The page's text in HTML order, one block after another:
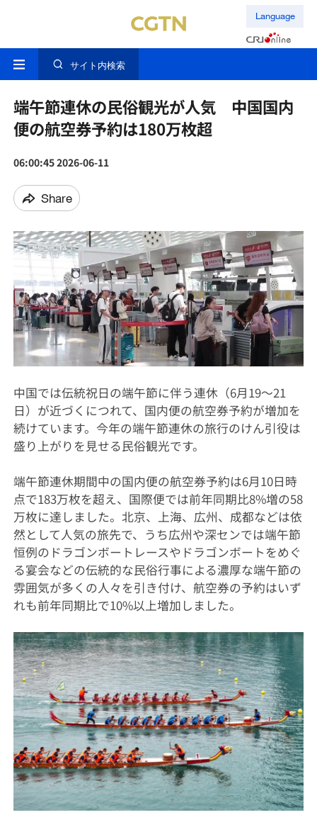
Language
サイト内検索
端午節連休の民俗観光が人気 中国国内
便の航空券予約は180万枚超
06:00:45 2026-06-11
Share
中国では伝統祝日の端午節に伴う連休（6月19～21
日）が近づくにつれて、国内便の航空券予約が増加を
続けています。今年の端午節連休の旅行のけん引役は
盛り上がりを見せる民俗観光です。
端午節連休期間中の国内便の航空券予約は6月10日時
点で183万枚を超え、国際便では前年同期比8%増の58
万枚に達しました。北京、上海、広州、成都などは依
然として人気の旅先で、うち広州や深センでは端午節
恒例のドラゴンボートレースやドラゴンボートをめぐ
る宴会などの伝統的な民俗行事による濃厚な端午節の
雰囲気が多くの人々を引き付け、航空券の予約はいず
れも前年同期比で10%以上増加しました。